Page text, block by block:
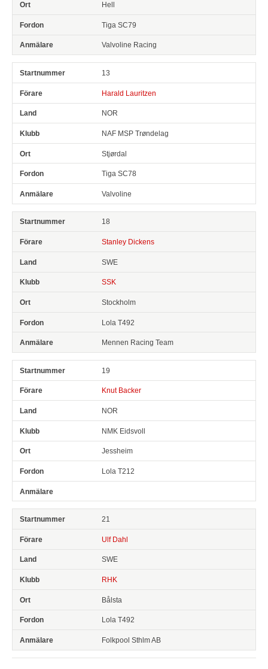
Hell
Tiga SC79
Valvoline Racing
13
Harald Lauritzen
NOR
NAF MSP Trøndelag
Stjørdal
Tiga SC78
Valvoline
18
Stanley Dickens
SWE
SSK
Stockholm
Lola T492
Mennen Racing Team
19
Knut Backer
NOR
NMK Eidsvoll
Jessheim
Lola T212
21
Ulf Dahl
SWE
RHK
Bålsta
Lola T492
Folkpool Sthlm AB